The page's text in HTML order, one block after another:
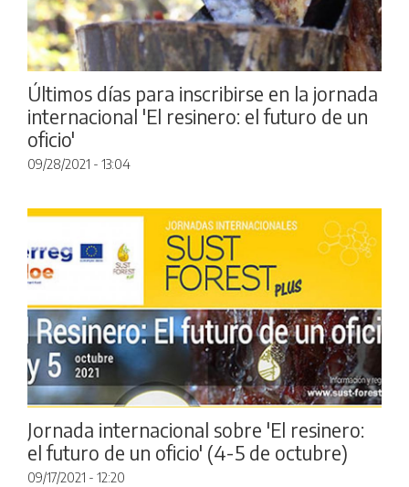
Últimos días para inscribirse en la jornada
internacional 'El resinero: el futuro de un
oficio'
09/28/2021 - 13:04
Jornada internacional sobre 'El resinero:
el futuro de un oficio' (4-5 de octubre)
09/17/2021 - 12:20